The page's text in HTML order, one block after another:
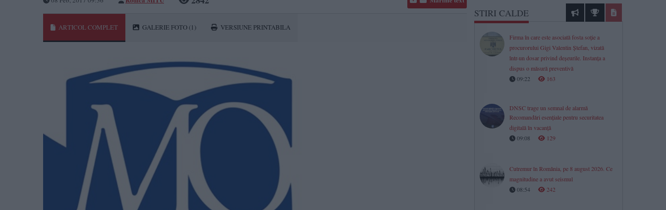
ARTICOL COMPLET GALERIE FOTO (1) VERSIUNE PRINTABILA
STIRI CALDE
Firma în care este asociată fosta soție a
procurorului Gigi Valentin Ștefan, vizată
într-un dosar privind deșeurile. Instanța a
dispus o măsură preventivă
09:22
163
DNSC trage un semnal de alarmă
Recomandări esențiale pentru securitatea
digitală în vacanță
09:08
129
Cutremur în România, pe 8 august 2026. Ce
magnitudine a avut seismul
08:54
242